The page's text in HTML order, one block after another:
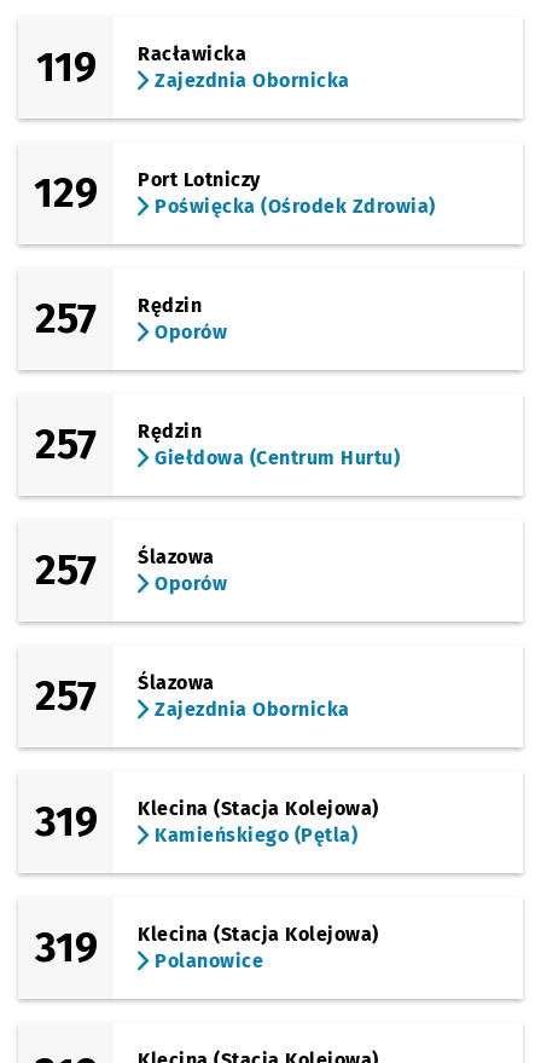
Zajezdnia Obornicka
119
Racławicka
Zajezdnia Obornicka
129
Port Lotniczy
Poświęcka (Ośrodek Zdrowia)
257
Rędzin
Oporów
257
Rędzin
Giełdowa (Centrum Hurtu)
257
Ślazowa
Oporów
257
Ślazowa
Zajezdnia Obornicka
319
Klecina (Stacja Kolejowa)
Kamieńskiego (Pętla)
319
Klecina (Stacja Kolejowa)
Polanowice